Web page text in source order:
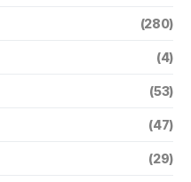
(280)
(4)
(53)
(47)
(29)